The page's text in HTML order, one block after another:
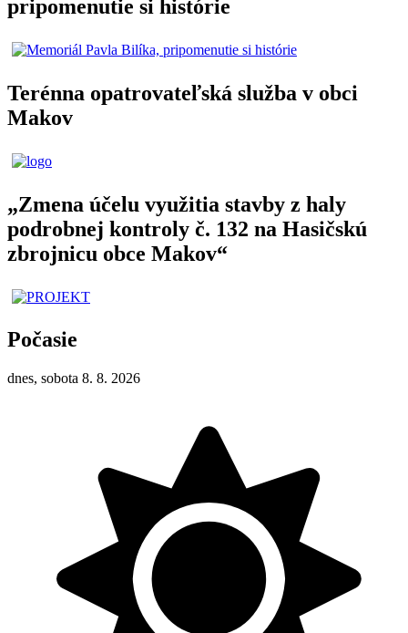
pripomenutie si histórie
Terénna opatrovateľská služba v obci
Makov
„Zmena účelu využitia stavby z haly
podrobnej kontroly č. 132 na Hasičskú
zbrojnicu obce Makov“
Počasie
dnes, sobota 8. 8. 2026